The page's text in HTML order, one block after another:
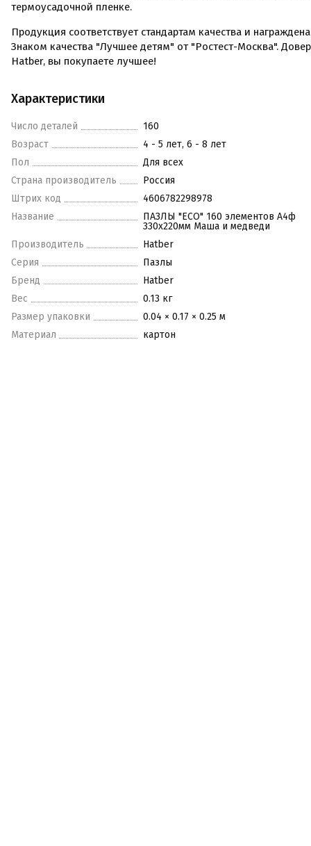
термоусадочной пленке.
Продукция соответствует стандартам качества и награждена
Знаком качества "Лучшее детям" от "Ростест-Москва".
Hatber, вы покупаете лучшее!
Характеристики
Число деталей
160
Возраст
4 - 5 лет, 6 - 8 лет
Пол
Для всех
Страна производитель
Россия
Штрих код
4606782298978
Название
ПАЗЛЫ "ECO" 160 элементов А4ф
330х220мм Маша и медведи
Производитель
Hatber
Серия
Пазлы
Бренд
Hatber
Вес
0.13 кг
Размер упаковки
0.04 × 0.17 × 0.25 м
Материал
картон